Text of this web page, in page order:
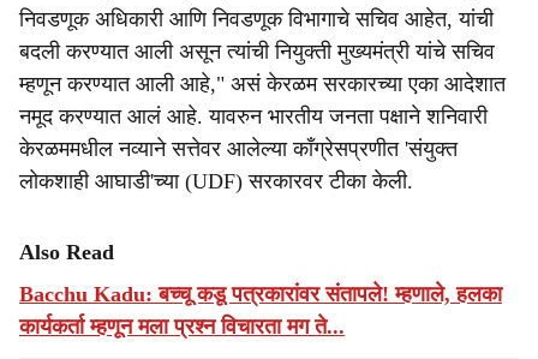
निवडणूक अधिकारी आणि निवडणूक विभागाचे सचिव आहेत, यांची
बदली करण्यात आली असून त्यांची नियुक्ती मुख्यमंत्री यांचे सचिव
म्हणून करण्यात आली आहे," असं केरळम सरकारच्या एका आदेशात
नमूद करण्यात आलं आहे. यावरुन भारतीय जनता पक्षाने शनिवारी
केरळममधील नव्याने सत्तेवर आलेल्या काँग्रेसप्रणीत 'संयुक्त
लोकशाही आघाडी'च्या (UDF) सरकारवर टीका केली.
Also Read
Bacchu Kadu: बच्चू कडू पत्रकारांवर संतापले! म्हणाले, हलका
कार्यकर्ता म्हणून मला प्रश्न विचारता मग ते...